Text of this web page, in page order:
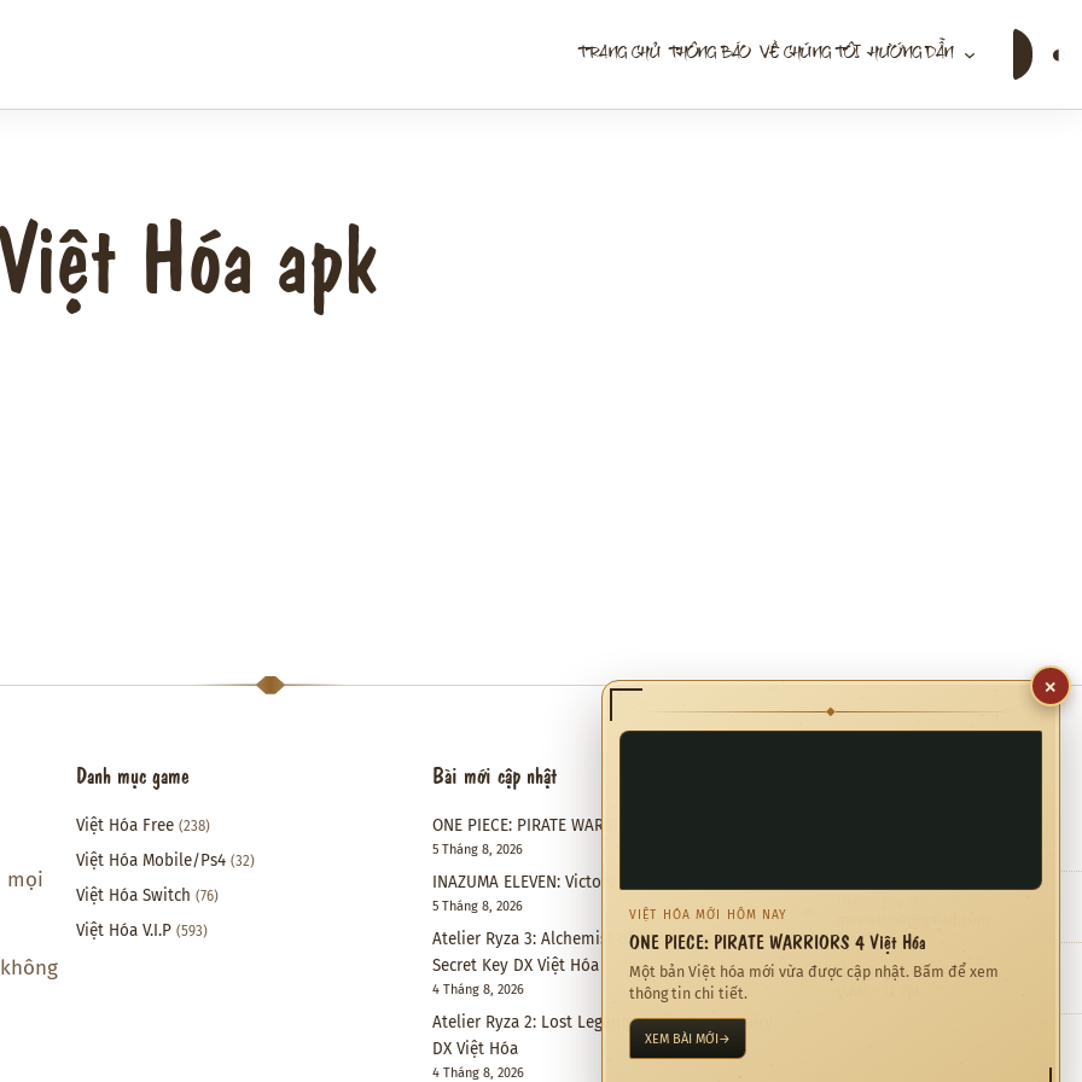
TRANG CHỦ THÔNG BÁO VỀ CHÚNG TÔI HƯỚNG DẪN
kiếm
◐
Hóa apk
mọi
Danh mục game
Việt Hóa Free (238)
Việt Hóa Mobile/Ps4 (32)
Việt Hóa Switch (76)
Việt Hóa V.I.P (593)
Bài mới cập nhật
ONE PIECE: PIRATE WARRIORS 4 Việt Hóa
5 Tháng 8, 2026
INAZUMA ELEVEN: Victory Road Việt Hóa
5 Tháng 8, 2026
Atelier Ryza 3: Alchemist of the End & the
Secret Key DX Việt Hóa
4 Tháng 8, 2026
Atelier Ryza 2: Lost Legends & the Secret Fairy
DX Việt Hóa
4 Tháng 8, 2026
◷ Thời gian hỗ trợ
×
◆
VIỆT HÓA MỚI HÔM NAY
ONE PIECE: PIRATE WARRIORS 4 Việt Hóa
Một bản Việt hóa mới vừa được cập nhật. Bấm để xem
thông tin chi tiết.
XEM BÀI MỚI→